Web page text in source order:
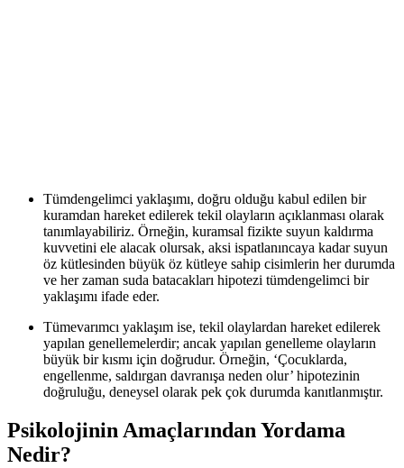
Tümdengelimci yaklaşımı, doğru olduğu kabul edilen bir
kuramdan hareket edilerek tekil olayların açıklanması olarak
tanımlayabiliriz. Örneğin, kuramsal fizikte suyun kaldırma
kuvvetini ele alacak olursak, aksi ispatlanıncaya kadar suyun
öz kütlesinden büyük öz kütleye sahip cisimlerin her durumda
ve her zaman suda batacakları hipotezi tümdengelimci bir
yaklaşımı ifade eder.
Tümevarımcı yaklaşım ise, tekil olaylardan hareket edilerek
yapılan genellemelerdir; ancak yapılan genelleme olayların
büyük bir kısmı için doğrudur. Örneğin, ‘Çocuklarda,
engellenme, saldırgan davranışa neden olur’ hipotezinin
doğruluğu, deneysel olarak pek çok durumda kanıtlanmıştır.
Psikolojinin Amaçlarından Yordama
Nedir?